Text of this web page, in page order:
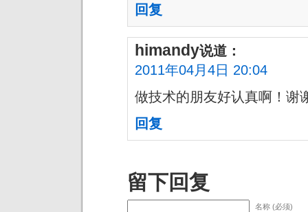
回复
himandy说道：
2011年04月4日 20:04
做技术的朋友好认真啊！谢
回复
留下回复
名称 (必须)